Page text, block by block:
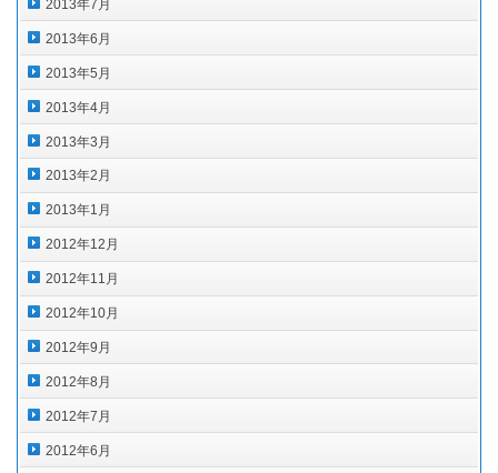
2013年7月
2013年6月
2013年5月
2013年4月
2013年3月
2013年2月
2013年1月
2012年12月
2012年11月
2012年10月
2012年9月
2012年8月
2012年7月
2012年6月